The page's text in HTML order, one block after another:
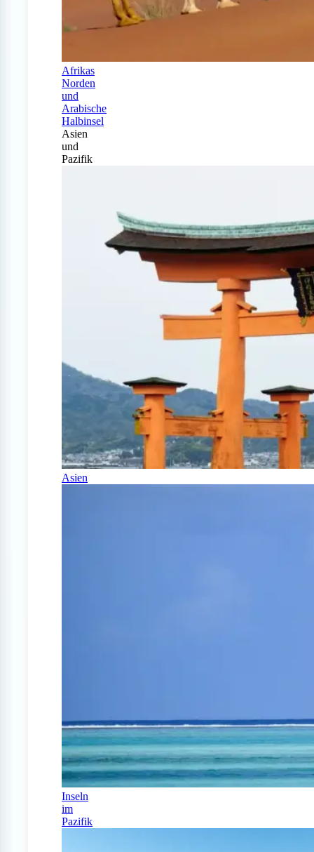
Afrikas
Norden
und
Arabische
Halbinsel
Asien
und
Pazifik
Asien
Inseln
im
Pazifik